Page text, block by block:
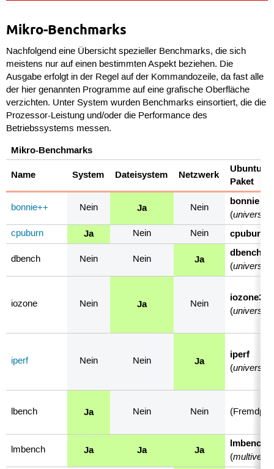
Mikro-Benchmarks
Nachfolgend eine Übersicht spezieller Benchmarks, die sich
meistens nur auf einen bestimmten Aspekt beziehen. Die
Ausgabe erfolgt in der Regel auf der Kommandozeile, da fast alle
der hier genannten Programme auf eine grafische Oberfläche
verzichten. Unter System wurden Benchmarks einsortiert, die die
Prozessor-Leistung und/oder die Performance des
Betriebssystems messen.
Mikro-Benchmarks
Name
System Dateisystem Netzwerk
Ubuntu-
Paket
bonnie++ Nein Ja Nein
bonnie
(universe
cpuburn
Ja Nein Nein cpuburn
dbench Nein Nein Ja
dbench
(universe
iozone Nein Ja Nein
iozone3
(universe
iperf Nein Nein Ja
iperf
(universe
lbench Ja Nein Nein
lmbench Ja Ja Ja
lmbench
(